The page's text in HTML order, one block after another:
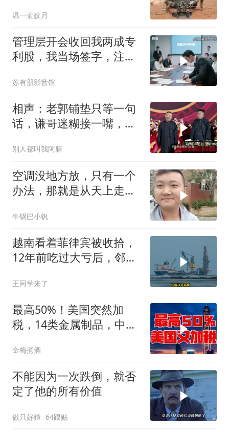
温一壶皎月
管理层开会收回我两成专
利股，我当场签字，注销
苏有朋影音馆
相声：老郭铺垫只等一句
话，谦哥迷糊接一嘴，包
别人都叫我阿腈
空调没地方放，只有一个
办法，那就是从天上走，
牛锅巴小钒
越南看着菲律宾被收拾，
12年前吃过大亏后，邻国
王同学来了
最高50%！美国突然加
税，14类金属制品，中国
金梅煮酒
不能因为一次跌倒，就否
定了他的所有价值
做只好猹 64跟贴